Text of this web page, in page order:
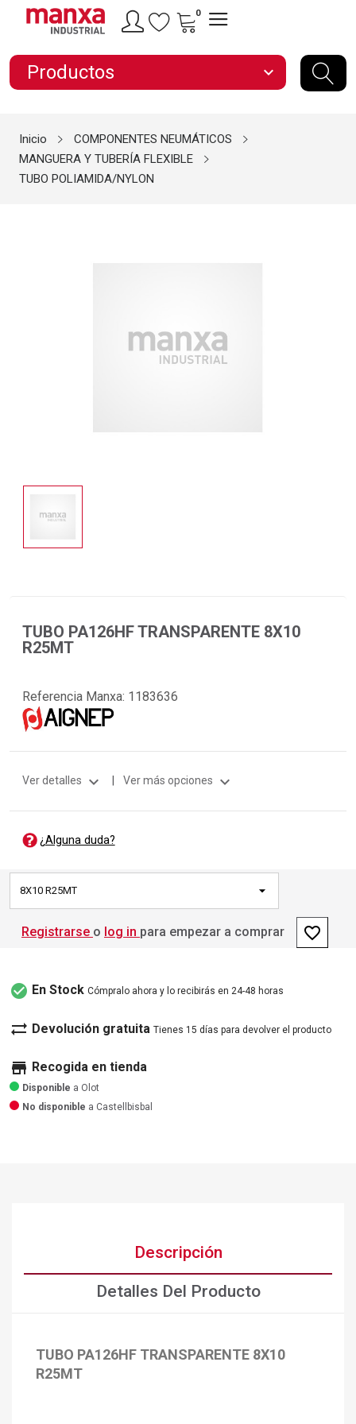
0
Productos expand_more
Inicio
COMPONENTES NEUMÁTICOS
MANGUERA Y TUBERÍA FLEXIBLE
TUBO POLIAMIDA/NYLON
TUBO PA126HF TRANSPARENTE 8X10
R25MT
Referencia Manxa: 1183636
Ver detalles expand_more Ver más opciones expand_more
¿Alguna duda?
8X10 R25MT
Registrarse o log in para empezar a comprar favorite_border
check_circle En Stock Cómpralo ahora y lo recibirás en 24-48 horas
sync_alt Devolución gratuita Tienes 15 días para devolver el producto
store Recogida en tienda
Disponible a Olot
No disponible a Castellbisbal
Descripción
Detalles Del Producto
TUBO PA126HF TRANSPARENTE 8X10
R25MT